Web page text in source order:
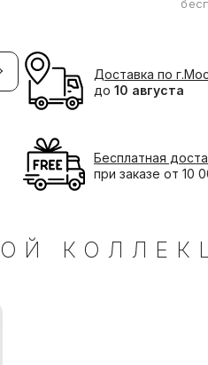
Доставка по
до 10 августа
Бесплатная
при заказе от 10